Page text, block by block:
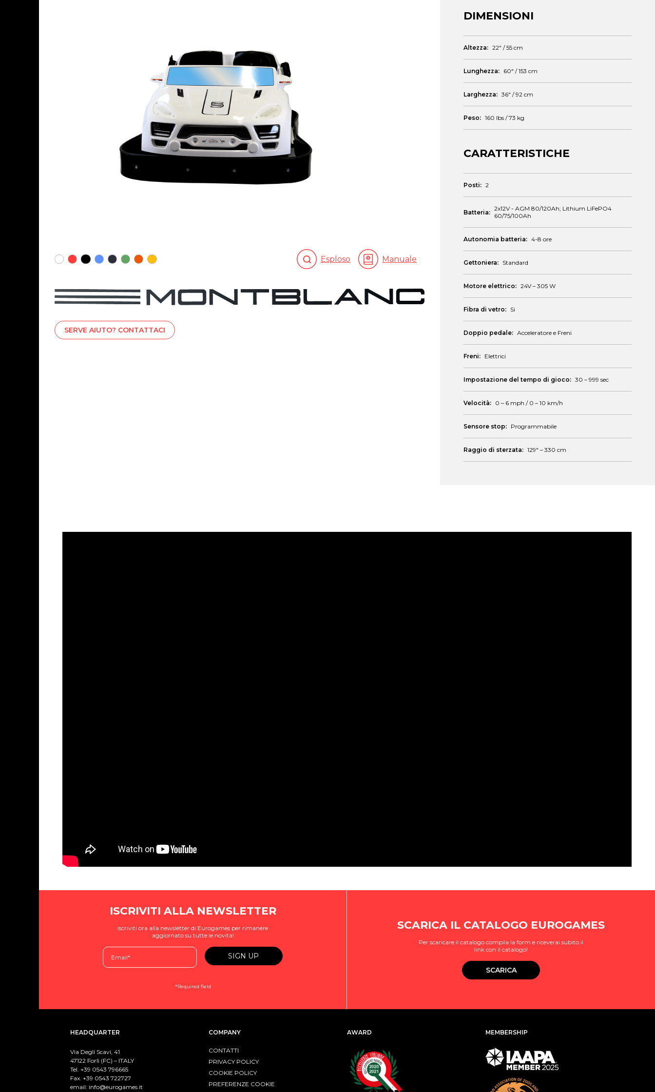
Esploso Manuale
SERVE AIUTO? CONTATTACI
DIMENSIONI
Altezza: 22" / 55 cm
Lunghezza: 60" / 153 cm
Larghezza: 36" / 92 cm
Peso: 160 lbs / 73 kg
CARATTERISTICHE
Posti: 2
Batteria: 2x12V - AGM 80/120Ah; Lithium LiFePO4
60/75/100Ah
Autonomia batteria: 4-8 ore
Gettoniera: Standard
Motore elettrico: 24V – 305 W
Fibra di vetro: Si
Doppio pedale: Acceleratore e Freni
Freni: Elettrici
Impostazione del tempo di gioco: 30 – 999 sec
Velocità: 0 – 6 mph / 0 – 10 km/h
Sensore stop: Programmabile
Raggio di sterzata: 129″ – 330 cm
ISCRIVITI ALLA NEWSLETTER
Iscriviti ora alla newsletter di Eurogames per rimanere
aggiornato su tutte le novità!
*Required field
SCARICA IL CATALOGO EUROGAMES
Per scaricare il catalogo compila la form e riceverai subito il
link con il catalogo!
SCARICA
HEADQUARTER
Via Degli Scavi, 41
47122 Forlì (FC) – ITALY
Tel. +39 0543 796665
Fax. +39 0543 722727
email: info@eurogames.it
COMPANY
CONTATTI
PRIVACY POLICY
COOKIE POLICY
PREFERENZE COOKIE
AWARD MEMBERSHIP